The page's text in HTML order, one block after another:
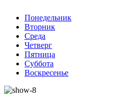
Понедельник
Вторник
Среда
Четверг
Пятница
Суббота
Воскресенье